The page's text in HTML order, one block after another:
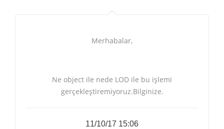
Merhabalar,
Ne object ile nede LOD ile bu işlemi
gerçekleştiremiyoruz.Bilginize.
11/10/17 15:06